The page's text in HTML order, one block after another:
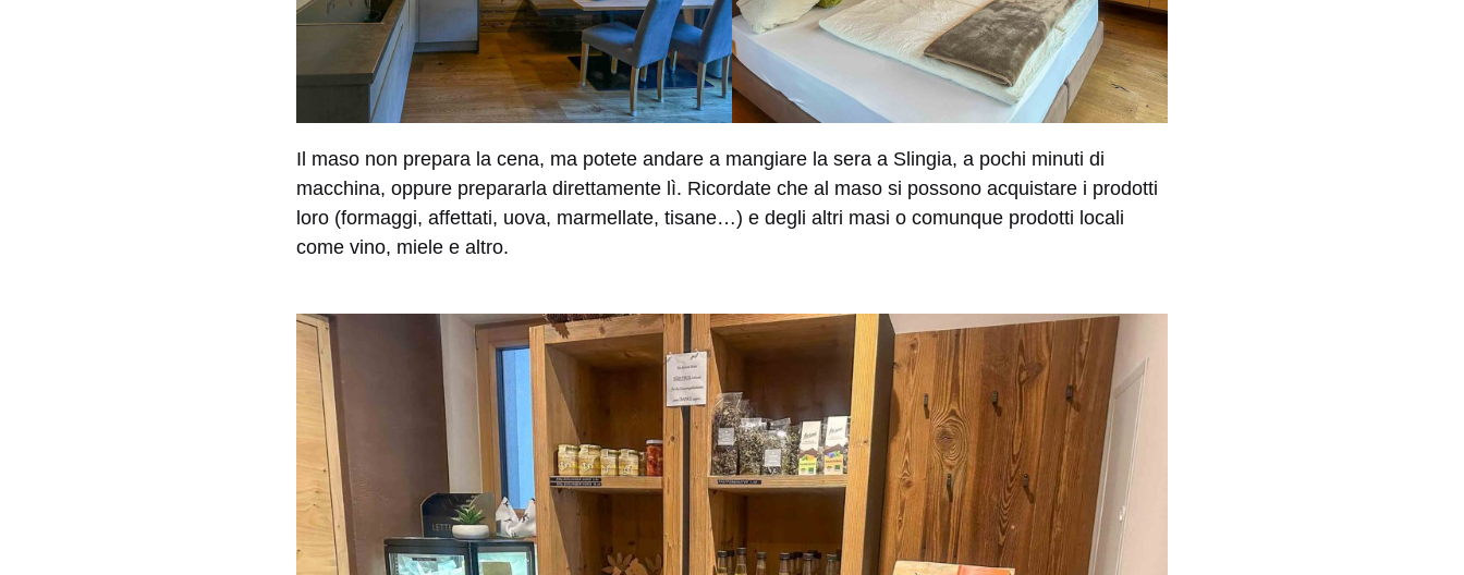
Il maso non prepara la cena, ma potete andare a mangiare la sera a Slingia, a pochi minuti di
macchina, oppure prepararla direttamente lì. Ricordate che al maso si possono acquistare i prodotti
loro (formaggi, affettati, uova, marmellate, tisane…) e degli altri masi o comunque prodotti locali
come vino, miele e altro.